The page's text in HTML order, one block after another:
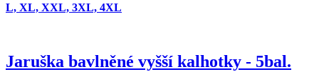
L, XL, XXL, 3XL, 4XL
Jaruška bavlněné vyšší kalhotky - 5bal.